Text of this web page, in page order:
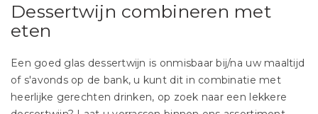
Dessertwijn combineren met
eten
Een goed glas dessertwijn is onmisbaar bij/na uw maaltijd
of s'avonds op de bank, u kunt dit in combinatie met
heerlijke gerechten drinken, op zoek naar een lekkere